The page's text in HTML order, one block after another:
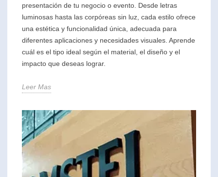
presentación de tu negocio o evento. Desde letras
luminosas hasta las corpóreas sin luz, cada estilo ofrece
una estética y funcionalidad única, adecuada para
diferentes aplicaciones y necesidades visuales. Aprende
cuál es el tipo ideal según el material, el diseño y el
impacto que deseas lograr.
Leer Mas